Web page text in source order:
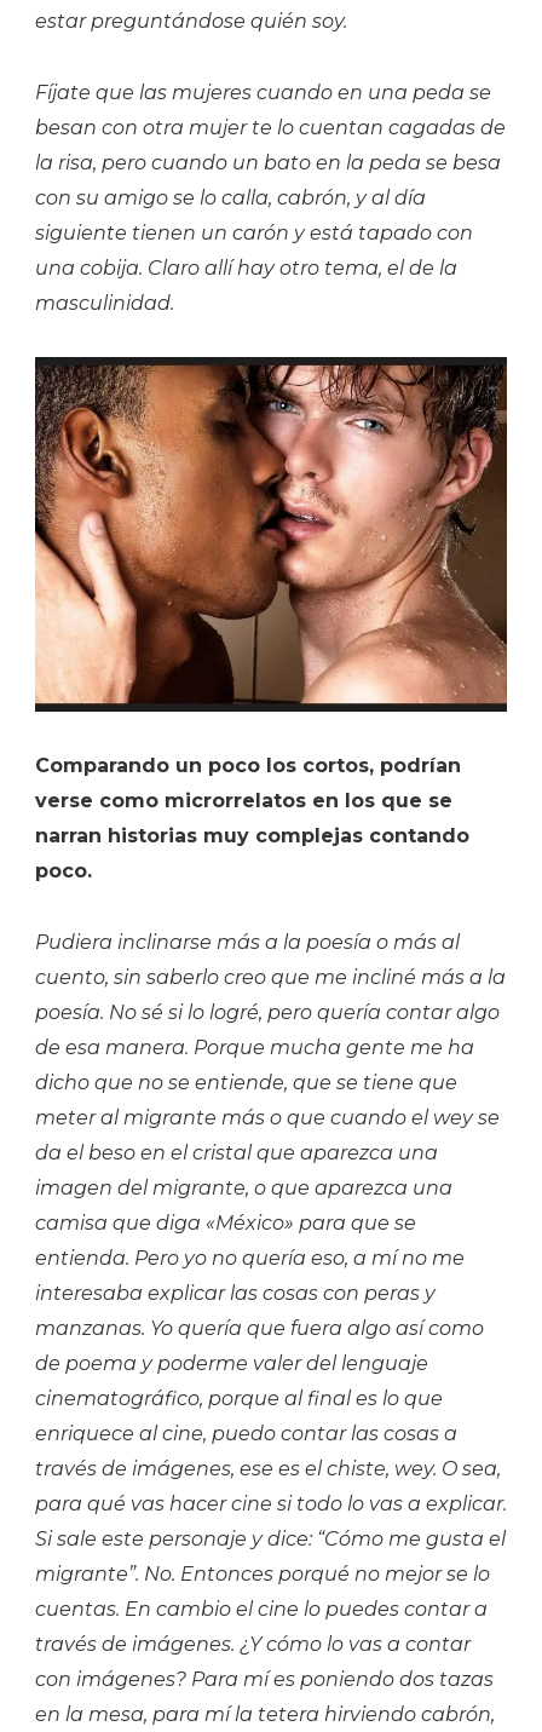
estar preguntándose quién soy.
Fíjate que las mujeres cuando en una peda se
besan con otra mujer te lo cuentan cagadas de
la risa, pero cuando un bato en la peda se besa
con su amigo se lo calla, cabrón, y al día
siguiente tienen un carón y está tapado con
una cobija. Claro allí hay otro tema, el de la
masculinidad.
Comparando un poco los cortos, podrían
verse como microrrelatos en los que se
narran historias muy complejas contando
poco.
Pudiera inclinarse más a la poesía o más al
cuento, sin saberlo creo que me incliné más a la
poesía. No sé si lo logré, pero quería contar algo
de esa manera. Porque mucha gente me ha
dicho que no se entiende, que se tiene que
meter al migrante más o que cuando el wey se
da el beso en el cristal que aparezca una
imagen del migrante, o que aparezca una
camisa que diga «México» para que se
entienda. Pero yo no quería eso, a mí no me
interesaba explicar las cosas con peras y
manzanas. Yo quería que fuera algo así como
de poema y poderme valer del lenguaje
cinematográfico, porque al final es lo que
enriquece al cine, puedo contar las cosas a
través de imágenes, ese es el chiste, wey. O sea,
para qué vas hacer cine si todo lo vas a explicar.
Si sale este personaje y dice: “Cómo me gusta el
migrante”. No. Entonces porqué no mejor se lo
cuentas. En cambio el cine lo puedes contar a
través de imágenes. ¿Y cómo lo vas a contar
con imágenes? Para mí es poniendo dos tazas
en la mesa, para mí la tetera hirviendo cabrón,